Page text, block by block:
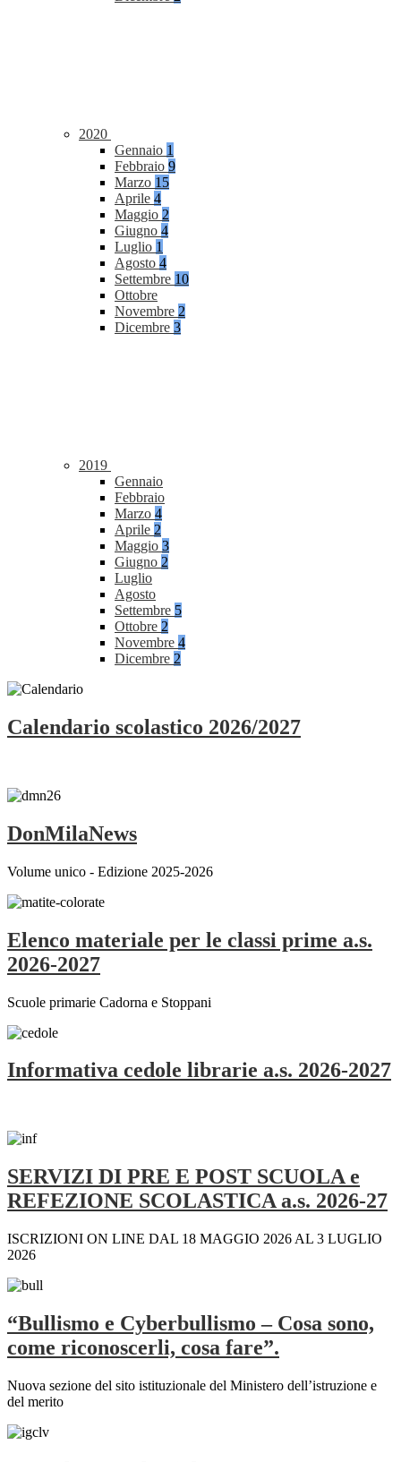
2020
Gennaio 1
Febbraio 9
Marzo 15
Aprile 4
Maggio 2
Giugno 4
Luglio 1
Agosto 4
Settembre 10
Ottobre
Novembre 2
Dicembre 3
2019
Gennaio
Febbraio
Marzo 4
Aprile 2
Maggio 3
Giugno 2
Luglio
Agosto
Settembre 5
Ottobre 2
Novembre 4
Dicembre 2
Calendario scolastico 2026/2027
DonMilaNews
Volume unico - Edizione 2025-2026
Elenco materiale per le classi prime a.s.
2026-2027
Scuole primarie Cadorna e Stoppani
Informativa cedole librarie a.s. 2026-2027
SERVIZI DI PRE E POST SCUOLA e
REFEZIONE SCOLASTICA a.s. 2026-27
ISCRIZIONI ON LINE DAL 18 MAGGIO 2026 AL 3 LUGLIO
2026
“Bullismo e Cyberbullismo – Cosa sono,
come riconoscerli, cosa fare”.
Nuova sezione del sito istituzionale del Ministero dell’istruzione e
del merito